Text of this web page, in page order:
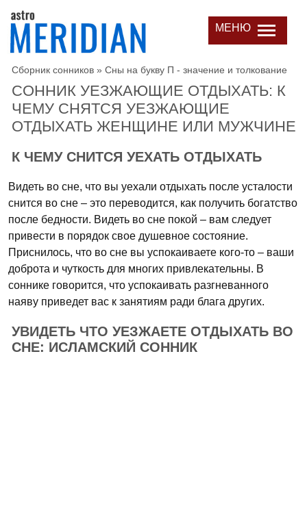
МЕНЮ
Сборник сонников » Сны на букву П - значение и толкование
СОННИК УЕЗЖАЮЩИЕ ОТДЫХАТЬ: К
ЧЕМУ СНЯТСЯ УЕЗЖАЮЩИЕ
ОТДЫХАТЬ ЖЕНЩИНЕ ИЛИ МУЖЧИНЕ
К ЧЕМУ СНИТСЯ УЕХАТЬ ОТДЫХАТЬ
Видеть во сне, что вы уехали отдыхать после усталости
снится во сне – это переводится, как получить богатство
после бедности. Видеть во сне покой – вам следует
привести в порядок свое душевное состояние.
Приснилось, что во сне вы успокаиваете кого-то – ваши
доброта и чуткость для многих привлекательны. В
соннике говорится, что успокаивать разгневанного
наяву приведет вас к занятиям ради блага других.
УВИДЕТЬ ЧТО УЕЗЖАЕТЕ ОТДЫХАТЬ ВО
СНЕ: ИСЛАМСКИЙ СОННИК